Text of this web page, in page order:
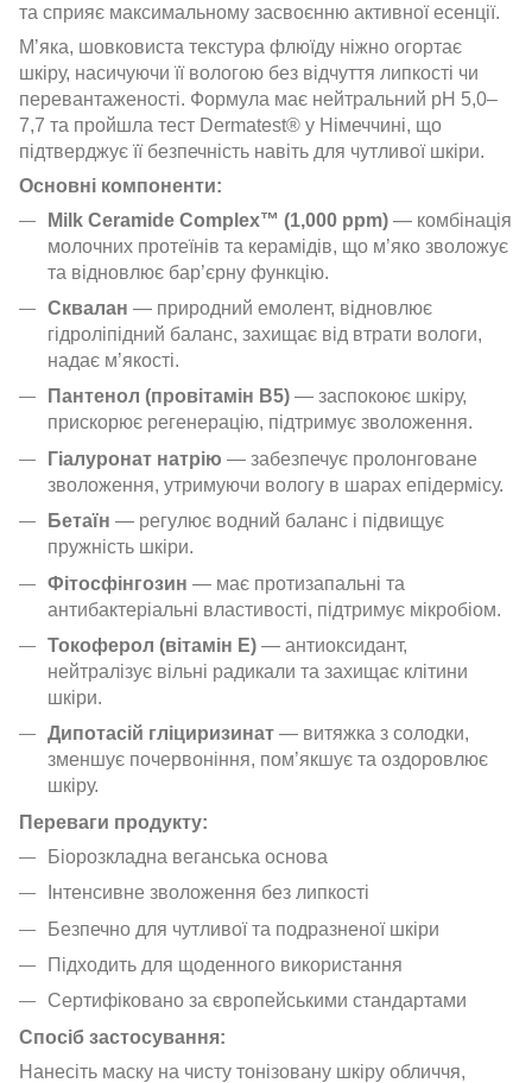
та сприяє максимальному засвоєнню активної есенції.
М’яка, шовковиста текстура флюїду ніжно огортає
шкіру, насичуючи її вологою без відчуття липкості чи
перевантаженості. Формула має нейтральний pH 5,0–
7,7 та пройшла тест Dermatest® у Німеччині, що
підтверджує її безпечність навіть для чутливої шкіри.
Основні компоненти:
Milk Ceramide Complex™ (1,000 ppm) — комбінація
молочних протеїнів та керамідів, що м’яко зволожує
та відновлює бар’єрну функцію.
Сквалан — природний емолент, відновлює
гідроліпідний баланс, захищає від втрати вологи,
надає м’якості.
Пантенол (провітамін В5) — заспокоює шкіру,
прискорює регенерацію, підтримує зволоження.
Гіалуронат натрію — забезпечує пролонговане
зволоження, утримуючи вологу в шарах епідермісу.
Бетаїн — регулює водний баланс і підвищує
пружність шкіри.
Фітосфінгозин — має протизапальні та
антибактеріальні властивості, підтримує мікробіом.
Токоферол (вітамін E) — антиоксидант,
нейтралізує вільні радикали та захищає клітини
шкіри.
Дипотасій гліциризинат — витяжка з солодки,
зменшує почервоніння, пом’якшує та оздоровлює
шкіру.
Переваги продукту:
Біорозкладна веганська основа
Інтенсивне зволоження без липкості
Безпечно для чутливої та подразненої шкіри
Підходить для щоденного використання
Сертифіковано за європейськими стандартами
Спосіб застосування:
Нанесіть маску на чисту тонізовану шкіру обличчя,